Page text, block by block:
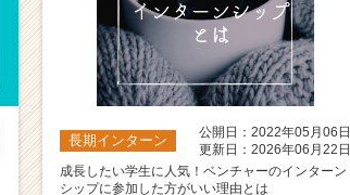
長期インターン
公開日：2022年05月06日
更新日：2026年06月22日
成長したい学生に人気！ベンチャーのインターン
シップに参加した方がいい理由とは